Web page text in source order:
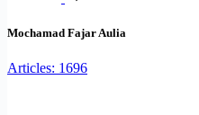
Mochamad Fajar Aulia
Articles: 1696